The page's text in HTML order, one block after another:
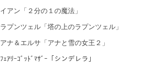
イアン「２分の１の魔法」
ラプンツェル「塔の上のラプンツェル」
アナ＆エルサ「アナと雪の女王２」
ﾌｪｱﾘｰｺﾞｯﾄﾞﾏｻﾞｰ「シンデレラ」